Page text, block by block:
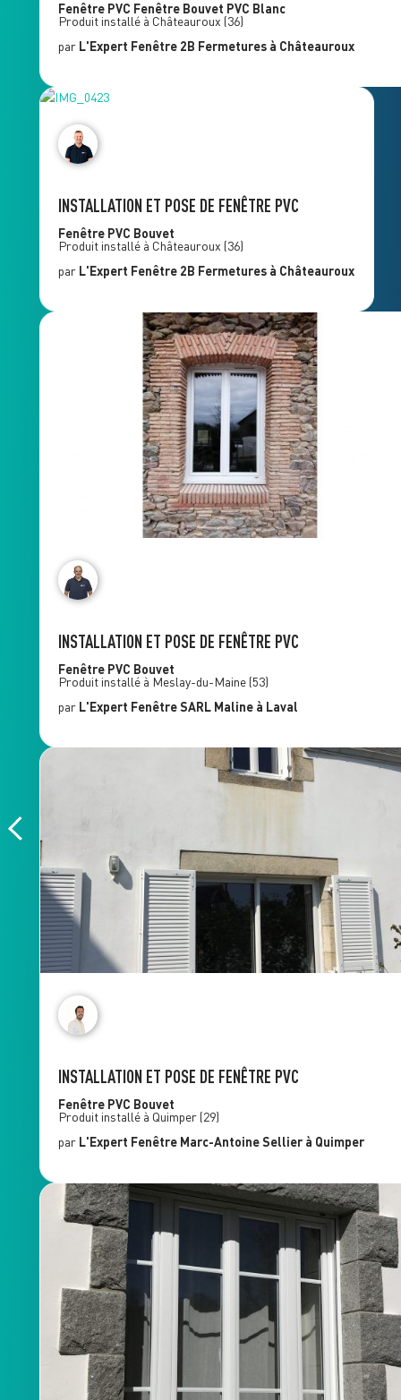
Fenêtre PVC Fenêtre Bouvet PVC Blanc
Produit installé à Châteauroux (36)
par L'Expert Fenêtre 2B Fermetures à Châteauroux
INSTALLATION ET POSE DE FENÊTRE PVC
Fenêtre PVC Bouvet
Produit installé à Châteauroux (36)
par L'Expert Fenêtre 2B Fermetures à Châteauroux
INSTALLATION ET POSE DE FENÊTRE PVC
Fenêtre PVC Bouvet
Produit installé à Meslay-du-Maine (53)
par L'Expert FenêtreSARL Maline à Laval
INSTALLATION ET POSE DE FENÊTRE PVC
Fenêtre PVC Bouvet
Produit installé à Quimper (29)
par L'Expert Fenêtre Marc-Antoine Sellier à Quimper